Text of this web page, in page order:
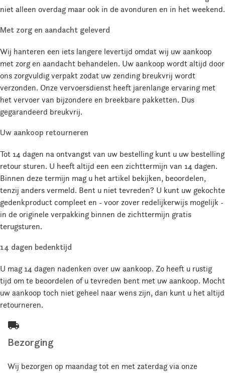
niet alleen overdag maar ook in de avonduren en in het weekend.
Met zorg en aandacht geleverd
Wij hanteren een iets langere levertijd omdat wij uw aankoop
met zorg en aandacht behandelen. Uw aankoop wordt altijd door
ons zorgvuldig verpakt zodat uw zending breukvrij wordt
verzonden. Onze vervoersdienst heeft jarenlange ervaring met
het vervoer van bijzondere en breekbare pakketten. Dus
gegarandeerd breukvrij.
Uw aankoop retourneren
Tot 14 dagen na ontvangst van uw bestelling kunt u uw bestelling
retour sturen. U heeft altijd een een zichttermijn van 14 dagen.
Binnen deze termijn mag u het artikel bekijken, beoordelen,
tenzij anders vermeld. Bent u niet tevreden? U kunt uw gekochte
gedenkproduct compleet en - voor zover redelijkerwijs mogelijk -
in de originele verpakking binnen de zichttermijn gratis
terugsturen.
14 dagen bedenktijd
U mag 14 dagen nadenken over uw aankoop. Zo heeft u rustig
tijd om te beoordelen of u tevreden bent met uw aankoop. Mocht
uw aankoop toch niet geheel naar wens zijn, dan kunt u het altijd
retourneren.
local_shipping
Bezorging
Wij bezorgen op maandag tot en met zaterdag via onze